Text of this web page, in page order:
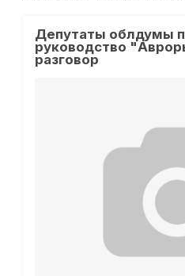
Депутаты облдумы
руководство
разговор